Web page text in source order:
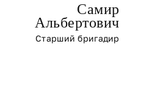
Самир
Альбертович
Старший бригадир